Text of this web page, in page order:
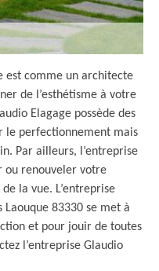
est comme un architecte
de l’esthétisme à votre
Elagage possède des
le perfectionnement mais
Par ailleurs, l’entreprise
ou renouveler votre
la vue. L’entreprise
Laouque 83330 se met à
et pour jouir de toutes
l’entreprise Glaudio